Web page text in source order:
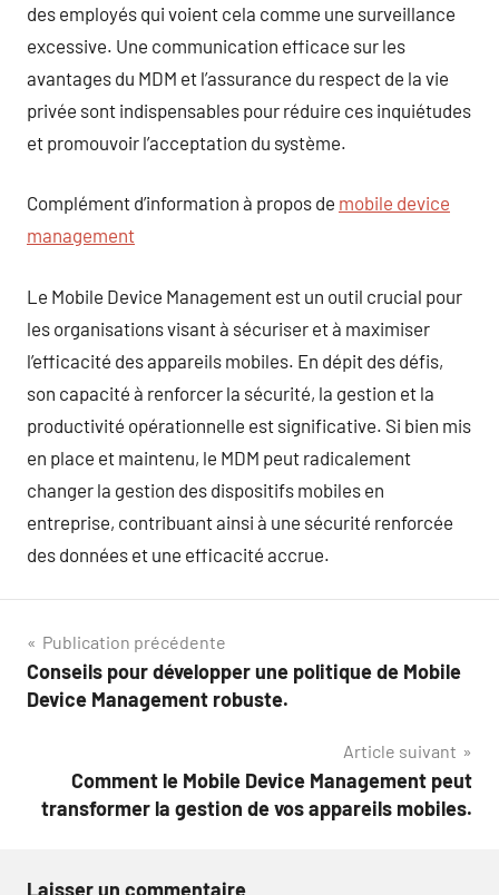
des employés qui voient cela comme une surveillance
excessive. Une communication efficace sur les
avantages du MDM et l’assurance du respect de la vie
privée sont indispensables pour réduire ces inquiétudes
et promouvoir l’acceptation du système.
Complément d’information à propos de mobile device
management
Le Mobile Device Management est un outil crucial pour
les organisations visant à sécuriser et à maximiser
l’efficacité des appareils mobiles. En dépit des défis,
son capacité à renforcer la sécurité, la gestion et la
productivité opérationnelle est significative. Si bien mis
en place et maintenu, le MDM peut radicalement
changer la gestion des dispositifs mobiles en
entreprise, contribuant ainsi à une sécurité renforcée
des données et une efficacité accrue.
Navigation
de
Publication précédente
Conseils pour développer une politique de Mobile
Device Management robuste.
Article suivant
Comment le Mobile Device Management peut
transformer la gestion de vos appareils mobiles.
Laisser un commentaire